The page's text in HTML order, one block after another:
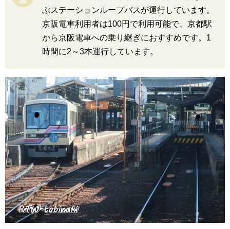
ぶステーションループバスが運行しています。
京阪電車利用者は100円で利用可能で、京都駅
から京阪電車への乗り継ぎにおすすめです。1
時間に2～3本運行しています。